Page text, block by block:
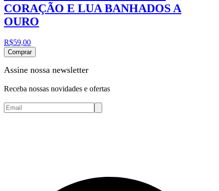
CORAÇÃO E LUA BANHADOS A
OURO
R$59,00
Comprar
Assine nossa newsletter
Receba nossas novidades e ofertas